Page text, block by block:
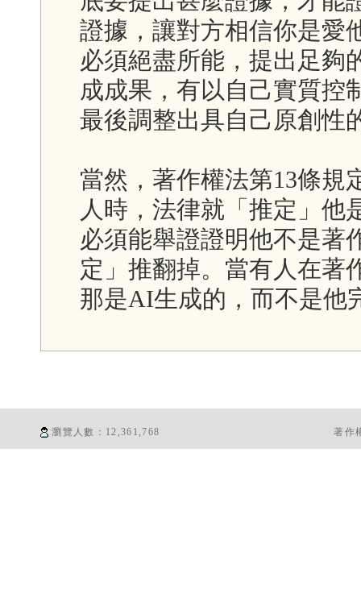
證據，讓對方相信你是愛
必須絕盡所能，提出足夠
成成果，有以自己實質控
最後調整出具自己原創性
當然，著作權法第13條規
人時，法律就「推定」他
必須能舉證證明他不是著
定」推翻掉。當有人在著
那是AI生成的，而不是他
瀏覽人數： 12,361,768 著作